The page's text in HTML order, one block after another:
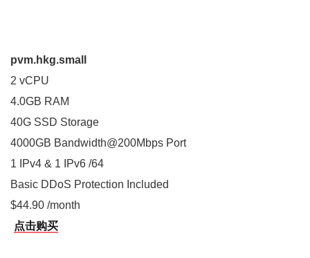
pvm.hkg.small
2 vCPU
4.0GB RAM
40G SSD Storage
4000GB Bandwidth@200Mbps Port
1 IPv4 & 1 IPv6 /64
Basic DDoS Protection Included
$44.90 /month
点击购买